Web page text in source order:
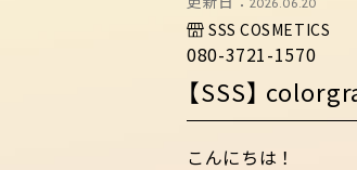
2026.06.20
SSS COSMETICS
080-3721-1570
【SSS】
こんにちは！